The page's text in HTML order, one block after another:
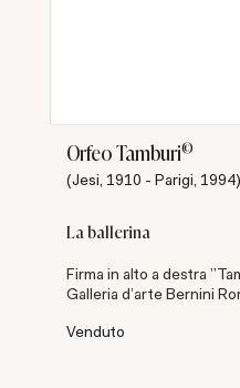
Orfeo Tamburi©
(Jesi, 1910 - Parigi, 1994)
La ballerina
Firma in alto a destra
Galleria d'arte Bernini
Venduto